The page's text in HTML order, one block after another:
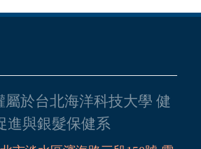
屬於台北海洋科技大學 健
進與銀髮保健系